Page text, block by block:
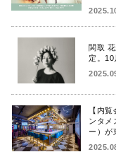
関取
定。10
【内
ンタメ
ー）が